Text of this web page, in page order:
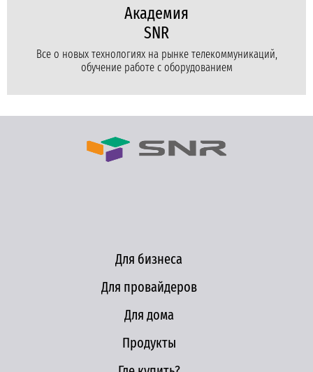
Академия
SNR
Все о новых технологиях на рынке телекоммуникаций,
обучение работе с оборудованием
Для бизнеса
Для провайдеров
Для дома
Продукты